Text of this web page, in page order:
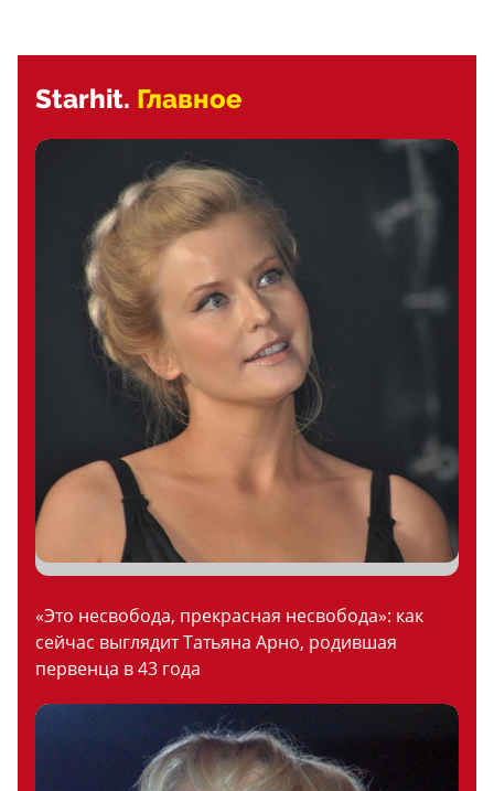
Starhit. Главное
«Это несвобода, прекрасная несвобода»: как
сейчас выглядит Татьяна Арно, родившая
первенца в 43 года